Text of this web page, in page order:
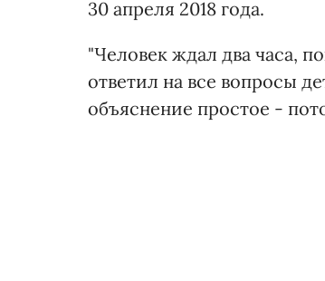
30 апреля 2018 года.
"Человек ждал два часа,
ответил на все вопросы
объяснение простое -